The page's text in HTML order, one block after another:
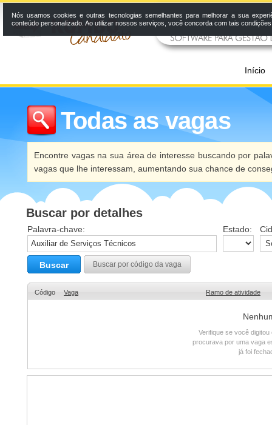
Início
Todas as vagas
Encontre vagas na sua área de interesse buscando por
vagas que lhe interessam, aumentando sua chance de
Buscar por detalhes
Palavra-chave: Estado:
Buscar Buscar por código da vaga
Código Vaga Ramo de atividade
Verifique se você
procurava por uma vaga
já foi
Nós usamos cookies e outras tecnologias semelhantes para melhorar a sua
conteúdo personalizado. Ao utilizar nossos serviços, você concorda com tais